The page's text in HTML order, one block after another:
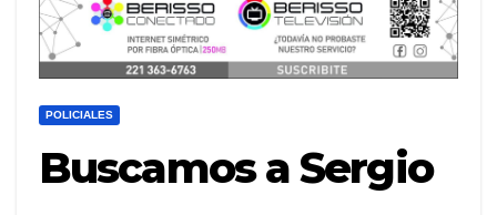
POLICIALES
Buscamos a Sergio